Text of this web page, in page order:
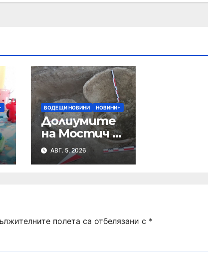
ВОДЕЩИ НОВИНИ НОВИНИ+
Долиумите
на Мостич са
съхранявали
зърно
АВГ. 5, 2026
полета са отбелязани с *